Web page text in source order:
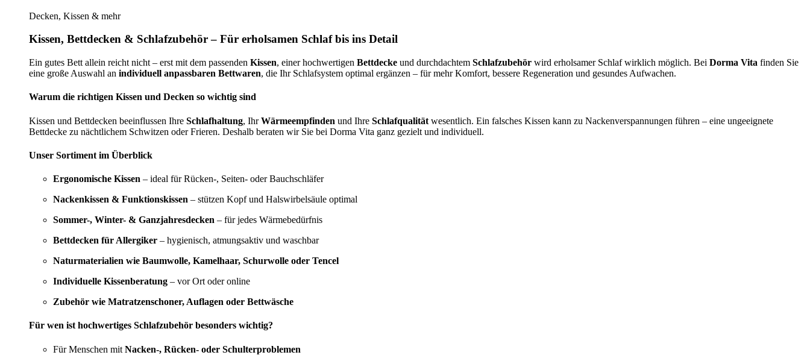
Decken, Kissen & mehr
Kissen, Bettdecken & Schlafzubehör – Für erholsamen Schlaf bis ins Detail
Ein gutes Bett allein reicht nicht – erst mit dem passenden Kissen, einer hochwertigen Bettdecke und durchdachtem Schlafzubehör wird erholsamer Schlaf wirklich möglich. Bei Dorma Vita finden Sie
eine große Auswahl an individuell anpassbaren Bettwaren, die Ihr Schlafsystem optimal ergänzen – für mehr Komfort, bessere Regeneration und gesundes Aufwachen.
Warum die richtigen Kissen und Decken so wichtig sind
Kissen und Bettdecken beeinflussen Ihre Schlafhaltung, IhrWärmeempfinden und Ihre Schlafqualität wesentlich. Ein falsches Kissen kann zu Nackenverspannungen führen – eine ungeeignete
Bettdecke zu nächtlichem Schwitzen oder Frieren. Deshalb beraten wir Sie bei Dorma Vita ganz gezielt und individuell.
Unser Sortiment im Überblick
Ergonomische Kissen – ideal für Rücken-, Seiten- oder Bauchschläfer
Nackenkissen & Funktionskissen – stützen Kopf und Halswirbelsäule optimal
Sommer-, Winter- & Ganzjahresdecken – für jedes Wärmebedürfnis
Bettdecken für Allergiker – hygienisch, atmungsaktiv und waschbar
Naturmaterialien wie Baumwolle, Kamelhaar, Schurwolle oder Tencel
Individuelle Kissenberatung – vor Ort oder online
Zubehör wie Matratzenschoner, Auflagen oder Bettwäsche
Für wen ist hochwertiges Schlafzubehör besonders wichtig?
Für Menschen mit Nacken-, Rücken- oder Schulterproblemen